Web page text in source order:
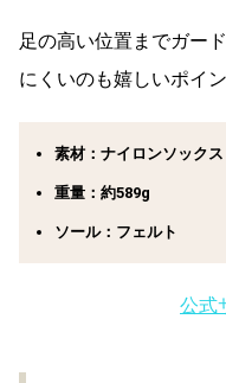
足の高い位置までガー
にくいのも嬉しいポイ
素材：ナイロンソックス
重量：約589g
ソール：フェルト
公式